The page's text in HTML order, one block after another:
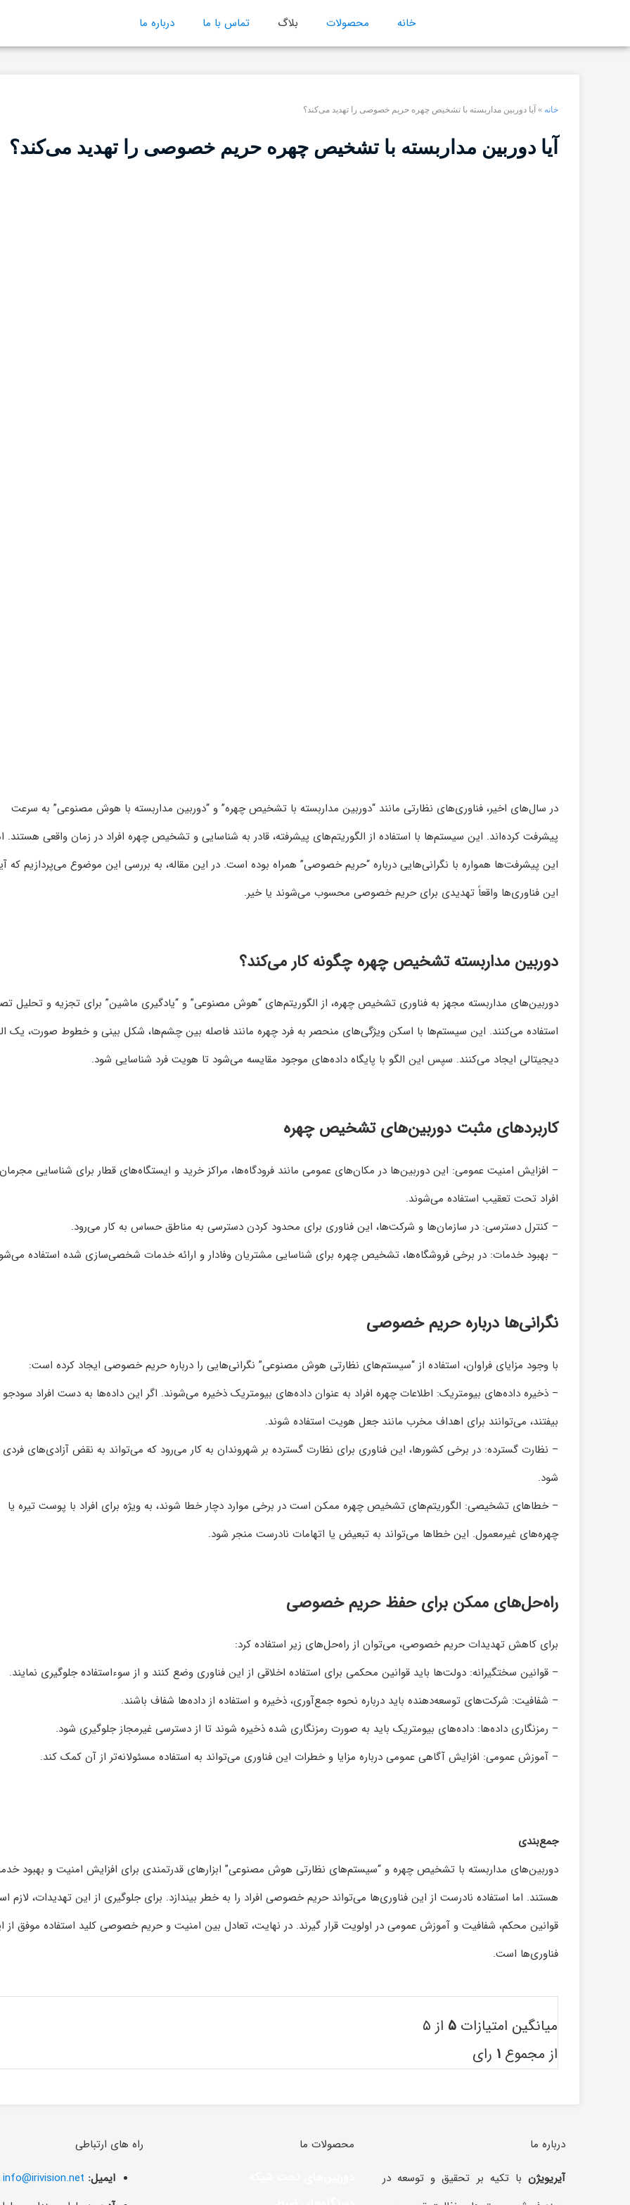
خانه محصولات بلاگ تماس با ما درباره ما
خانه » آیا دوربین مداربسته با تشخیص چهره حریم خصوصی را تهدید می‌کند؟
آیا دوربین مداربسته با تشخیص چهره حریم خصوصی را تهدید می‌کند؟
در سال‌های اخیر، فناوری‌های نظارتی مانند “دوربین مداربسته با تشخیص چهره” و “دوربین مداربسته با هوش مصنوعی” به سرعت
پیشرفت کرده‌اند. این سیستم‌ها با استفاده از الگوریتم‌های پیشرفته، قادر به شناسایی و تشخیص چهره افراد در زمان واقعی هستند.
این پیشرفت‌ها همواره با نگرانی‌هایی درباره “حریم خصوصی” همراه بوده است. در این مقاله، به بررسی این موضوع می‌پردازیم که
این فناوری‌ها واقعاً تهدیدی برای حریم خصوصی محسوب می‌شوند یا خیر.
دوربین مداربسته تشخیص چهره چگونه کار می‌کند؟
دوربین‌های مداربسته مجهز به فناوری تشخیص چهره، از الگوریتم‌های “هوش مصنوعی” و “یادگیری ماشین” برای تجزیه و تحلیل
استفاده می‌کنند. این سیستم‌ها با اسکن ویژگی‌های منحصر به فرد چهره مانند فاصله بین چشم‌ها، شکل بینی و خطوط صورت، یک
دیجیتالی ایجاد می‌کنند. سپس این الگو با پایگاه داده‌های موجود مقایسه می‌شود تا هویت فرد شناسایی شود.
کاربردهای مثبت دوربین‌های تشخیص چهره
– افزایش امنیت عمومی: این دوربین‌ها در مکان‌های عمومی مانند فرودگاه‌ها، مراکز خرید و ایستگاه‌های قطار برای شناسایی
افراد تحت تعقیب استفاده می‌شوند.
– کنترل دسترسی: در سازمان‌ها و شرکت‌ها، این فناوری برای محدود کردن دسترسی به مناطق حساس به کار می‌رود.
– بهبود خدمات: در برخی فروشگاه‌ها، تشخیص چهره برای شناسایی مشتریان وفادار و ارائه خدمات شخصی‌سازی شده استفاده
نگرانی‌ها درباره حریم خصوصی
با وجود مزایای فراوان، استفاده از “سیستم‌های نظارتی هوش مصنوعی” نگرانی‌هایی را درباره حریم خصوصی ایجاد کرده است:
– ذخیره داده‌های بیومتریک: اطلاعات چهره افراد به عنوان داده‌های بیومتریک ذخیره می‌شوند. اگر این داده‌ها به دست افراد سودجو
بیفتند، می‌توانند برای اهداف مخرب مانند جعل هویت استفاده شوند.
– نظارت گسترده: در برخی کشورها، این فناوری برای نظارت گسترده بر شهروندان به کار می‌رود که می‌تواند به نقض آزادی‌های
شود.
– خطاهای تشخیصی: الگوریتم‌های تشخیص چهره ممکن است در برخی موارد دچار خطا شوند، به ویژه برای افراد با پوست تیره یا
چهره‌های غیرمعمول. این خطاها می‌تواند به تبعیض یا اتهامات نادرست منجر شود.
راه‌حل‌های ممکن برای حفظ حریم خصوصی
برای کاهش تهدیدات حریم خصوصی، می‌توان از راه‌حل‌های زیر استفاده کرد:
– قوانین سختگیرانه: دولت‌ها باید قوانین محکمی برای استفاده اخلاقی از این فناوری وضع کنند و از سوءاستفاده جلوگیری نمایند.
– شفافیت: شرکت‌های توسعه‌دهنده باید درباره نحوه جمع‌آوری، ذخیره و استفاده از داده‌ها شفاف باشند.
– رمزنگاری داده‌ها: داده‌های بیومتریک باید به صورت رمزنگاری شده ذخیره شوند تا از دسترسی غیرمجاز جلوگیری شود.
– آموزش عمومی: افزایش آگاهی عمومی درباره مزایا و خطرات این فناوری می‌تواند به استفاده مسئولانه‌تر از آن کمک کند.
جمع‌بندی
دوربین‌های مداربسته با تشخیص چهره و “سیستم‌های نظارتی هوش مصنوعی” ابزارهای قدرتمندی برای افزایش امنیت و بهبود
هستند. اما استفاده نادرست از این فناوری‌ها می‌تواند حریم خصوصی افراد را به خطر بیندازد. برای جلوگیری از این تهدیدات، لازم
قوانین محکم، شفافیت و آموزش عمومی در اولویت قرار گیرند. در نهایت، تعادل بین امنیت و حریم خصوصی کلید استفاده موفق از
فناوری‌ها است.
میانگین امتیازات ۵ از ۵
از مجموع ۱ رای
درباره ما
آیریویژن با تکیه بر تحقیق و توسعه در
محصولات ما
راه های ارتباطی
ایمیل: info@irivision.net